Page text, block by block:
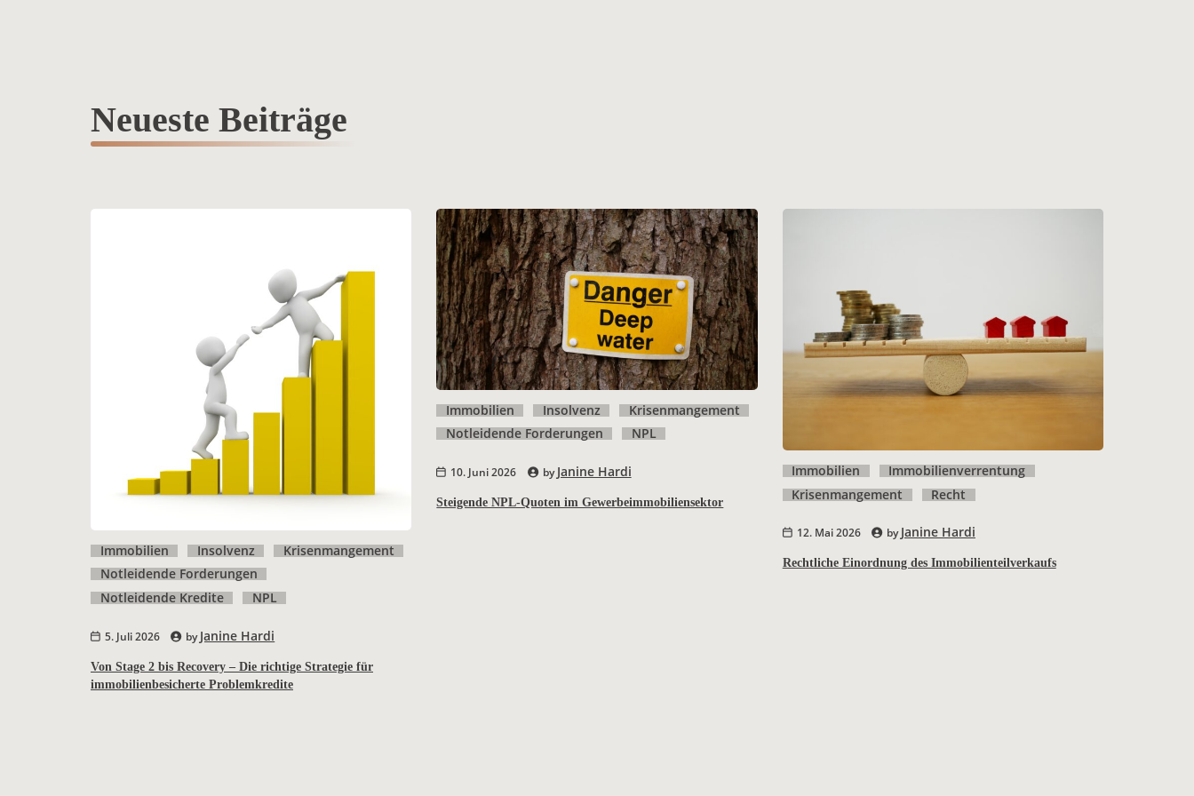
Neueste Beiträge
Immobilien Insolvenz
Krisenmangement
Notleidende Forderungen
Notleidende Kredite
NPL
5. Juli 2026 byJanine Hardi
Von Stage 2 bis Recovery – Die richtige Strategie für
immobilienbesicherte Problemkredite
Immobilien Insolvenz
Krisenmangement
Notleidende Forderungen
NPL
10. Juni 2026 byJanine Hardi
Steigende NPL-Quoten im Gewerbeimmobiliensektor
Immobilien
Immobilienverrentung
Krisenmangement
Recht
12. Mai 2026 byJanine Hardi
Rechtliche Einordnung des Immobilienteilverkaufs